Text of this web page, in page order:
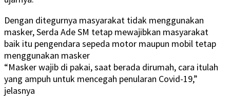
Dengan ditegurnya masyarakat tidak menggunakan
masker, Serda Ade SM tetap mewajibkan masyarakat
baik itu pengendara sepeda motor maupun mobil tetap
menggunakan masker
“Masker wajib di pakai, saat berada dirumah, cara itulah
yang ampuh untuk mencegah penularan Covid-19,”
jelasnya